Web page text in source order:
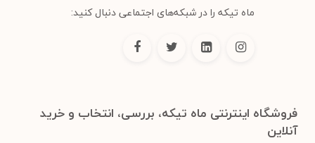
ماه تیکه را در شبکه‌های اجتماعی دنبال کنید:
فروشگاه اینترنتی ماه تیکه، بررسی، انتخاب و خرید
آنلاین